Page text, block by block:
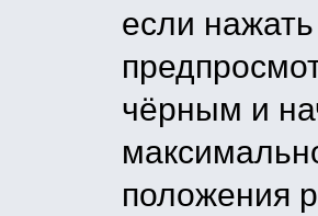
если
чёрным и
положения